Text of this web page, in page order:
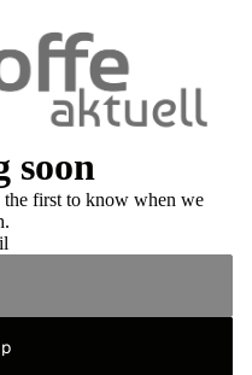
soon
the first to know when we